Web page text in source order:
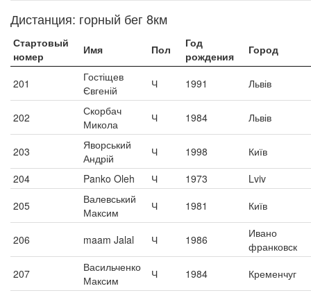
Дистанция: горный бег 8км
Стартовый
номер
Имя Пол
Год
рождения
Город
201
Гостіщев
Євгеній
Ч 1991 Львів
202
Скорбач
Микола
Ч 1984 Львів
203
Яворський
Андрій
Ч 1998
Київ
204
Panko Oleh Ч 1973
Lviv
205
Валевський
Максим
Ч 1981 Київ
206 maam Jalal Ч 1986
Ивано
франковск
207
Васильченко
Максим
Ч 1984 Кременчуг